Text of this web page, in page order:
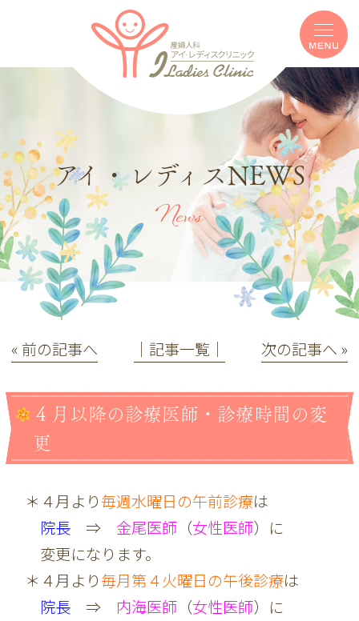
アイ・レディスNEWS
News
« 前の記事へ │記事一覧│ 次の記事へ »
４月以降の診療医師・診療時間の変
更
＊４月より毎週水曜日の午前診療は
院長 ⇒ 金尾医師 （女性医師）に
変更になります。
＊４月より毎月第４火曜日の午後診療は
院長 ⇒ 内海医師 （女性医師）に